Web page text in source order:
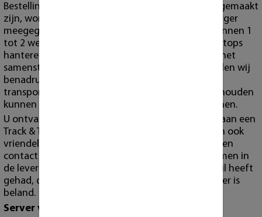
Bestellingen van losse onderdelen die voor 15:00 gemaakt
zijn, worden dezelfde dag nog met de post bezorger
meegegeven. U heeft uw bestelling vervolgens binnen 1
tot 2 werkdagen in huis. Voor workstations, en laptops
hanteren wij langere lever tijden in verband met het
samenstellen en testen van de producten. Wel willen wij
benadrukken dat de levertijd afhangt van de
transporteur, en dat wij niet verantwoordelijk gehouden
kunnen worden voor eventuele vertragingen bij hen.
U ontvangt voor bestellingen welke via de post gaan een
Track & Trace code in uw mail. Wij verzoeken u dan ook
vriendelijk om deze in de gaten te houden en alleen
contact met ons op te nemen wanneer er problemen in
de levering zijn. Wanneer u geen Track & Trace mail heeft
gehad, dan kan het zijn dat deze in uw spam folder is
beland.
Server verzending